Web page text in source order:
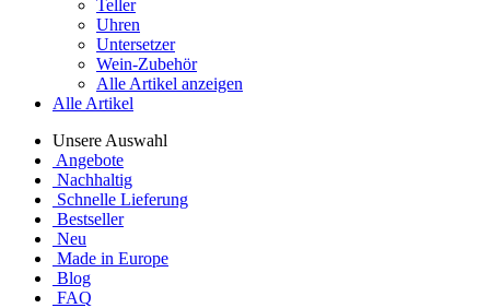
Teller
Uhren
Untersetzer
Wein-Zubehör
Alle Artikel anzeigen
Alle Artikel
Unsere Auswahl
Angebote
Nachhaltig
Schnelle Lieferung
Bestseller
Neu
Made in Europe
Blog
FAQ